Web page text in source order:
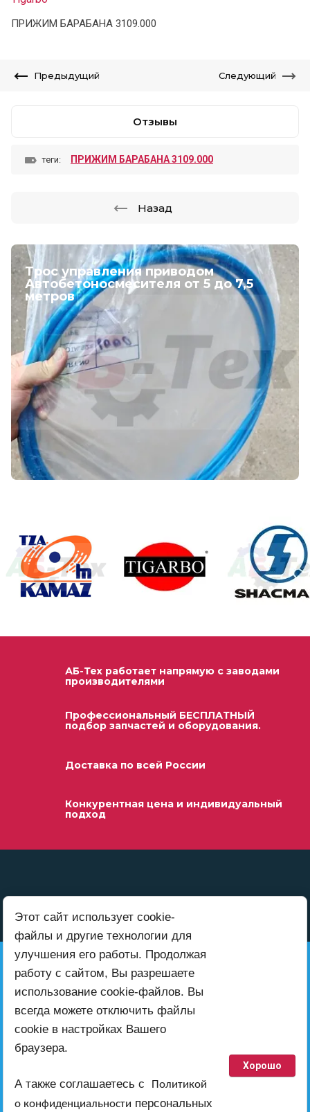
Трос управления приводом
Автобетоносмесителя от 5 до 7,5
метров
ПРИЖИМ БАРАБАНА 3109.000
Предыдущий Следующий
Отзывы
теги: ПРИЖИМ БАРАБАНА 3109.000
Назад
АБ-Тех работает напрямую с заводами
производителями
Профессиональный БЕСПЛАТНЫЙ
подбор запчастей и оборудования.
Доставка по всей России
Конкурентная цена и индивидуальный
подход
+7 (999) 416-00-52
почту
работает по всей территории России
Этот сайт использует cookie-
файлы и другие технологии для
улучшения его работы. Продолжая
работу с сайтом, Вы разрешаете
использование cookie-файлов. Вы
всегда можете отключить файлы
cookie в настройках Вашего
браузера.
А также соглашаетесь с
Политикой
о конфиденциальности персональных
Хорошо